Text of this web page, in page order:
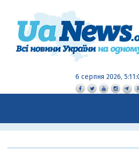
6 серпня 2026,